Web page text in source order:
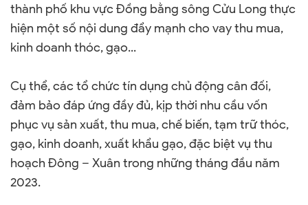
thành phố khu vực Đồng bằng sông Cửu Long thực
hiện một số nội dung đẩy mạnh cho vay thu mua,
kinh doanh thóc, gạo...
Cụ thể, các tổ chức tín dụng chủ động cân đối,
đảm bảo đáp ứng đầy đủ, kịp thời nhu cầu vốn
phục vụ sản xuất, thu mua, chế biến, tạm trữ thóc,
gạo, kinh doanh, xuất khẩu gạo, đặc biệt vụ thu
hoạch Đông – Xuân trong những tháng đầu năm
2023.